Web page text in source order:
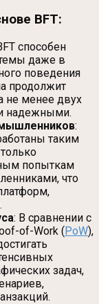
BFT:
способен
даже в
поведения
продолжит
не менее двух
надежными.
:
таким
попыткам
что
: В сравнении с
of-Work (PoW),
задач,